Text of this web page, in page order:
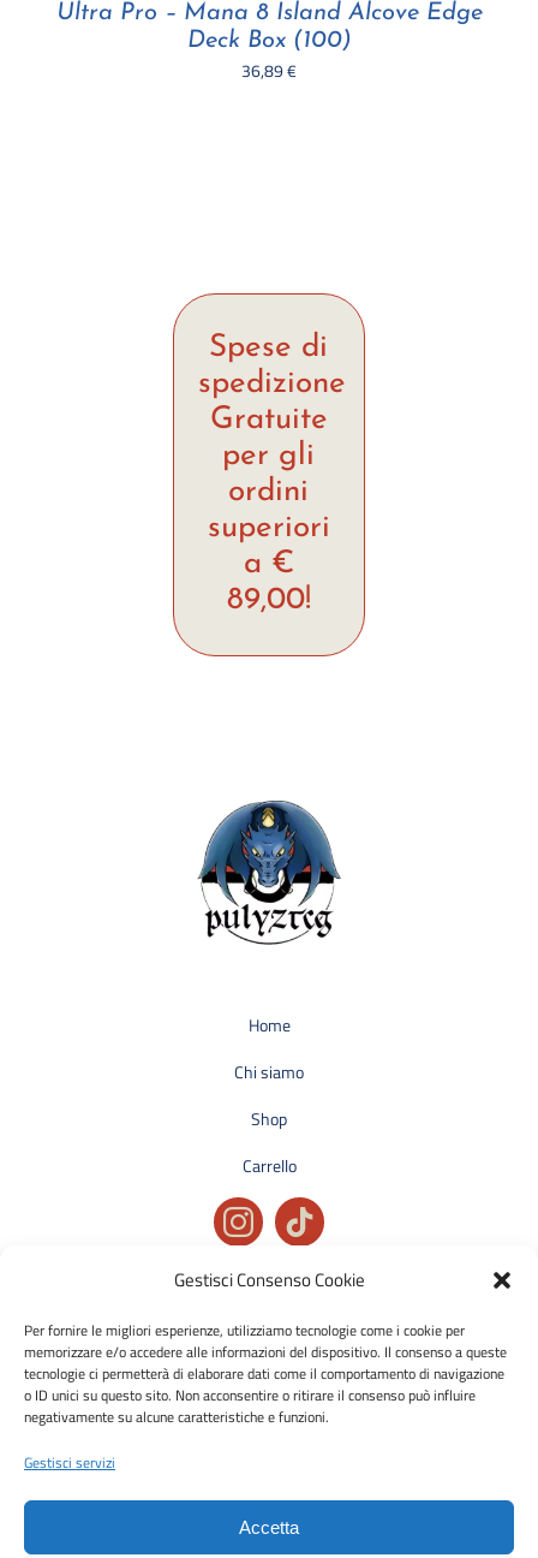
Gestisci Consenso Cookie
Per fornire le migliori esperienze, utilizziamo tecnologie come i cookie per
memorizzare e/o accedere alle informazioni del dispositivo. Il consenso a queste
tecnologie ci permetterà di elaborare dati come il comportamento di navigazione
o ID unici su questo sito. Non acconsentire o ritirare il consenso può influire
negativamente su alcune caratteristiche e funzioni.
Gestisci servizi
Accetta
Ultra Pro – Mana 8 Island Alcove Edge
Deck Box (100)
36,89€
Spese di
spedizione
Gratuite
per gli
ordini
superiori
a €
89,00!
Home
Chi siamo
Shop
Carrello
Privacy policy
Condizioni generali di vendita
Cookie policy
Metodi di pagamento accettati: